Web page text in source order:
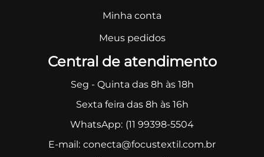
Minha conta
Meus pedidos
Central de atendimento
Seg - Quinta das 8h às 18h
Sexta feira das 8h às 16h
WhatsApp: (11 99398-5504
E-mail: conecta@focustextil.com.br